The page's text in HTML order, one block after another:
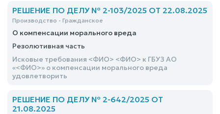
РЕШЕНИЕ ПО ДЕЛУ № 2-103/2025 ОТ 22.08.2025
Производство - Гражданское
О компенсации морального вреда
Резолютивная часть
Исковые требования <ФИО> <ФИО> к ГБУЗ АО
«<ФИО>» о компенсации морального вреда
удовлетворить
РЕШЕНИЕ ПО ДЕЛУ № 2-642/2025 ОТ
21.08.2025